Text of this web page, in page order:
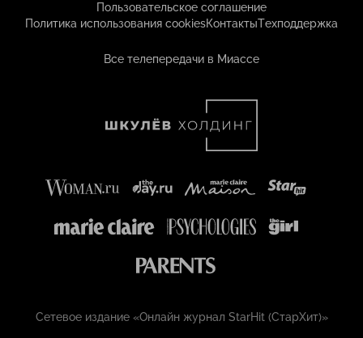
Пользовательское соглашение
Политика использования cookiesКонтактыТехподдержка
Все телепередачи в Миассе
Сетевое издание «Онлайн журнал StarHit (СтарХит)»